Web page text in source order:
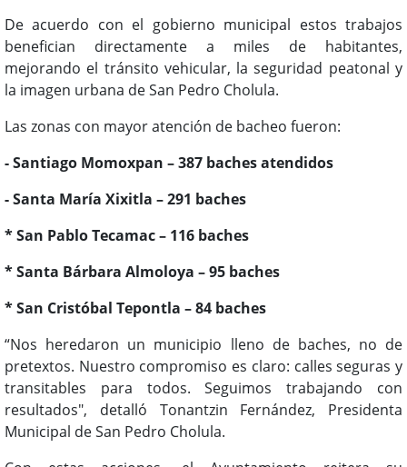
De acuerdo con el gobierno municipal estos trabajos
benefician directamente a miles de habitantes,
mejorando el tránsito vehicular, la seguridad peatonal y
la imagen urbana de San Pedro Cholula.
Las zonas con mayor atención de bacheo fueron:
- Santiago Momoxpan – 387 baches atendidos
- Santa María Xixitla – 291 baches
* San Pablo Tecamac – 116 baches
* Santa Bárbara Almoloya – 95 baches
* San Cristóbal Tepontla – 84 baches
“Nos heredaron un municipio lleno de baches, no de
pretextos. Nuestro compromiso es claro: calles seguras y
transitables para todos. Seguimos trabajando con
resultados", detalló Tonantzin Fernández, Presidenta
Municipal de San Pedro Cholula.